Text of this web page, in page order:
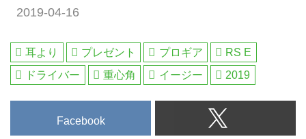
ェストの公式総合サイト・ゴルフ
へ行こうWEB by ゴルフダイジェ
スト
2019-04-16
耳より プレゼント プロギア
RS E
ドライバー
重心角 イージー 2019
Facebook